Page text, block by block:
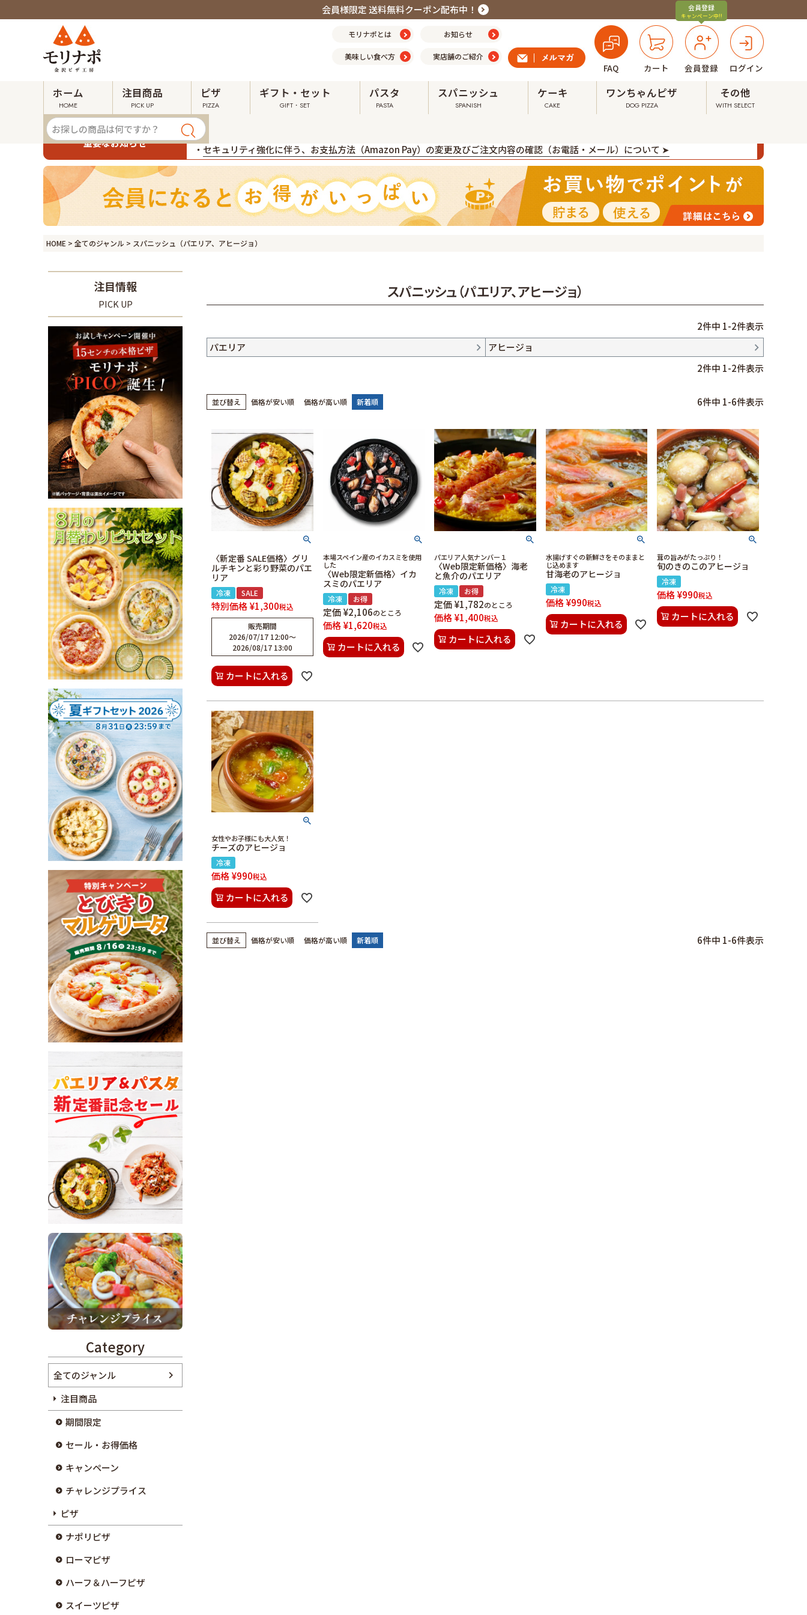
会員様限定 送料無料クーポン配布中！
モリナポとは お知らせ
美味しい食べ方 実店舗のご紹介
FAQ カート 会員登録
会員登録
キャンペーン中!!
ログイン
ホーム
HOME
注目商品
PICK UP
ピザ
PIZZA
ギフト・セット
GIFT・SET
パスタ
PASTA
スパニッシュ
SPANISH
ケーキ
CAKE
ワンちゃんピザ
DOG PIZZA
その他
WITH SELECT
重要なお知らせ
・令和８年熊本地震の影響による配送への影響について ➤
・ セキュリティ強化に伴う、お支払方法（Amazon Pay）の変更及びご注文内容の確認（お電話・メール）について ➤
HOME 全てのジャンル スパニッシュ（パエリア、アヒージョ）
注目情報
PICK UP
Category
全てのジャンル
注目商品
期間限定
セール・お得価格
キャンペーン
チャレンジプライス
ピザ
ナポリピザ
ローマピザ
ハーフ＆ハーフピザ
スイーツピザ
スパニッシュ（パエリア、アヒージョ）
2件中 1-2件表示
パエリア
アヒージョ
2件中 1-2件表示
並び替え 価格が安い順 価格が高い順 新着順 6件中 1-6件表示
〈新定番 SALE価格〉グリ
ルチキンと彩り野菜のパエ
リア
冷凍 SALE
特別価格¥1,300税込
販売期間
2026/07/17 12:00〜
2026/08/17 13:00
カートに入れる
本場スペイン産のイカスミを使用
した
〈Web限定新価格〉イカ
スミのパエリア
冷凍 お得
定価 ¥2,106のところ
価格 ¥1,620税込
カートに入れる
パエリア人気ナンバー１
〈Web限定新価格〉海老
と魚介のパエリア
冷凍 お得
定価¥1,782のところ
価格¥1,400税込
カートに入れる
水揚げすぐの新鮮さをそのままと
じ込めます
甘海老のアヒージョ
冷凍
価格 ¥990税込
カートに入れる
茸の旨みがたっぷり！
旬のきのこのアヒージョ
冷凍
価格 ¥990税込
カートに入れる
女性やお子様にも大人気！
チーズのアヒージョ
冷凍
価格¥990税込
カートに入れる
並び替え 価格が安い順 価格が高い順 新着順 6件中 1-6件表示